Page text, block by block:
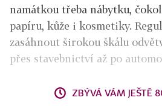
namátkou třeba nábytku,
papíru, kůže i kosmetiky.
zasáhnout širokou škálu
přes stavebnictví až po
ZBÝVÁ VÁM JEŠTĚ